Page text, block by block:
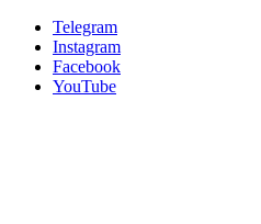
Telegram
Instagram
Facebook
YouTube